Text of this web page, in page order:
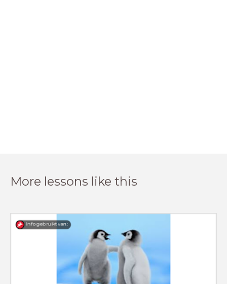
More lessons like this